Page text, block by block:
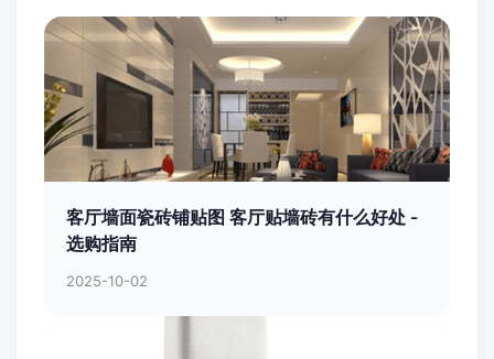
客厅墙面瓷砖铺贴图 客厅贴墙砖有什么好处 -
选购指南
2025-10-02